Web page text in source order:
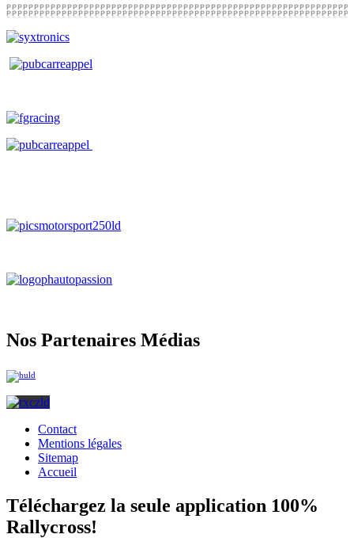
Nos Partenaires Médias
Contact
Mentions légales
Sitemap
Accueil
Téléchargez la seule application 100%
Rallycross!